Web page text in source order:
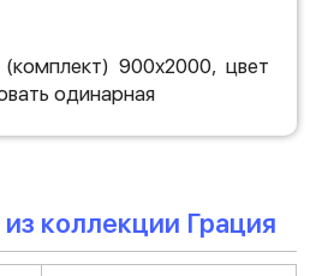
900х2000, цвет
одинарная
коллекции Грация